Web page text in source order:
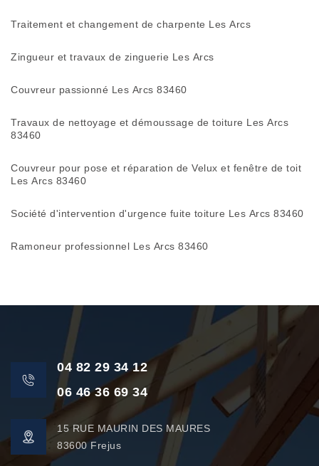
Traitement et changement de charpente Les Arcs
Zingueur et travaux de zinguerie Les Arcs
Couvreur passionné Les Arcs 83460
Travaux de nettoyage et démoussage de toiture Les Arcs
83460
Couvreur pour pose et réparation de Velux et fenêtre de toit
Les Arcs 83460
Société d'intervention d'urgence fuite toiture Les Arcs 83460
Ramoneur professionnel Les Arcs 83460
04 82 29 34 12
06 46 36 69 34
15 RUE MAURIN DES MAURES
83600 Frejus